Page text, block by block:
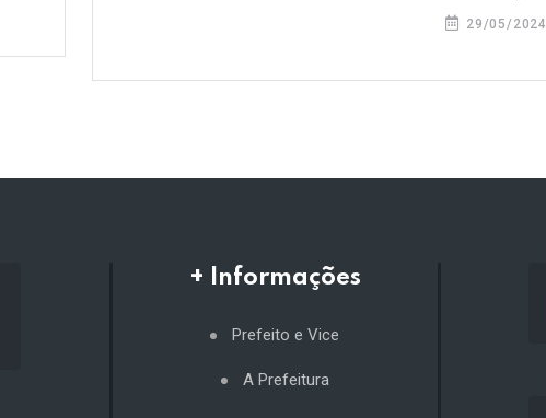
29/05/2024
+ Informações
Prefeito e Vice
A Prefeitura